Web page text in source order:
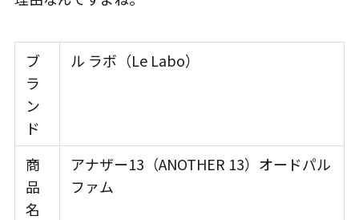
ブ
ラ
ン
ド
ル ラボ（Le Labo）
商
品
名
アナザー13（ANOTHER 13）オードパル
ファム